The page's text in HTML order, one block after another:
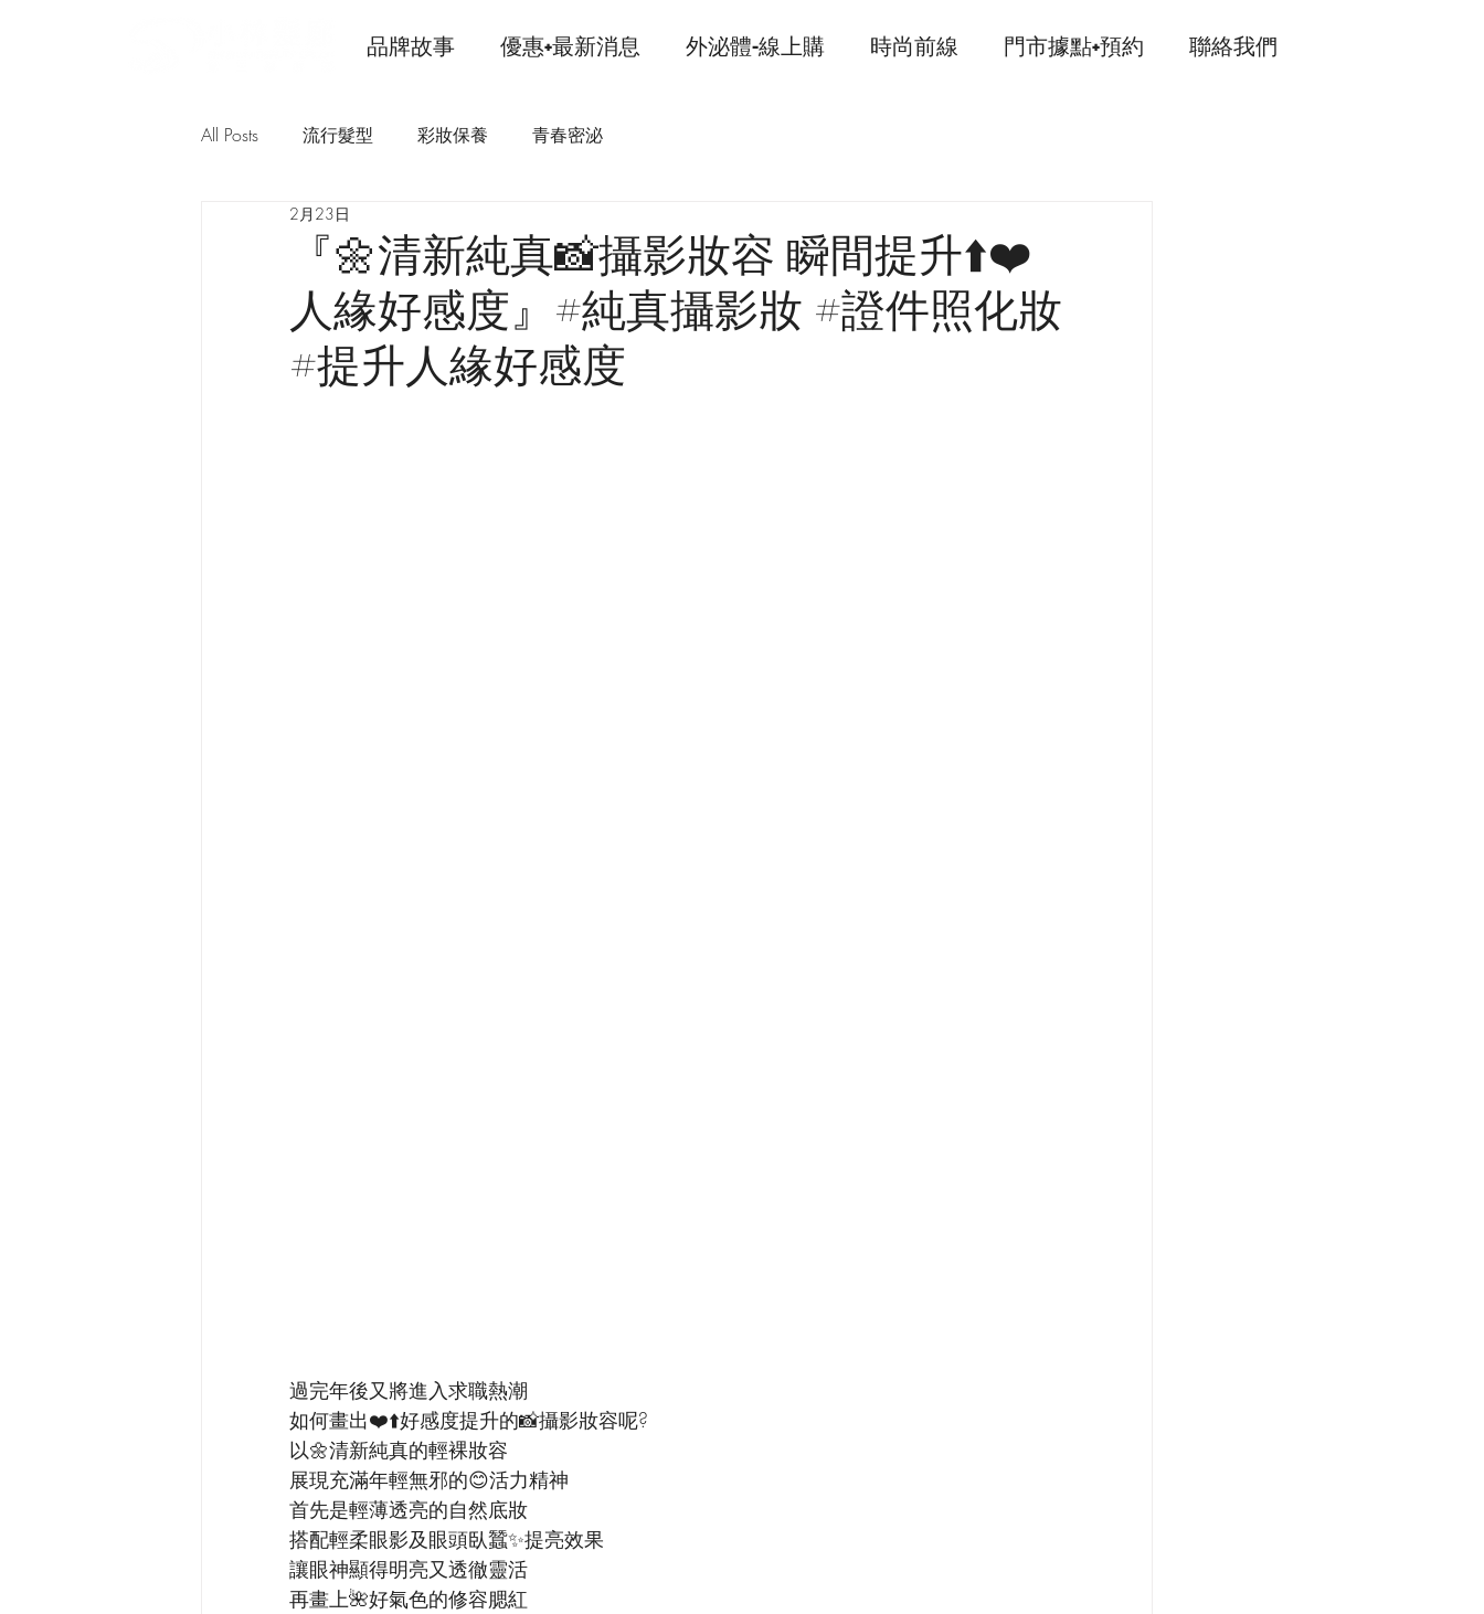
品牌故事 優惠+最新消息 外泌體-線上購 時尚前線 門市據點+預約 聯絡我們
All Posts 流行髮型 彩妝保養 青春密泌
『🌼清新純真📸攝影妝容 瞬間提升⬆️❤️
人緣好感度』​#純真攝影妝 #證件照化妝
#提升人緣好感度​
2月23日
過完年後又將進入求職熱潮
如何畫出❤️⬆️好感度提升的📸攝影妝容呢?
以🌼清新純真的輕裸妝容
展現充滿年輕無邪的😊活力精神
首先是輕薄透亮的自然底妝
搭配輕柔眼影及眼頭臥蠶✨提亮效果
讓眼神顯得明亮又透徹靈活
再畫上🌺好氣色的修容腮紅